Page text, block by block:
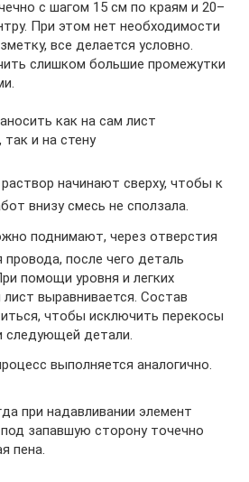
с шагом 15 см по краям и 20–
При этом нет необходимости
все делается условно.
слишком большие промежутки
как на сам лист
так и на стену
начинают сверху, чтобы к
внизу смесь не сползала.
поднимают, через отверстия
провода, после чего деталь
помощи уровня и легких
лист выравнивается. Состав
чтобы исключить перекосы
следующей детали.
выполняется аналогично.
при надавливании элемент
запавшую сторону точечно
пена.